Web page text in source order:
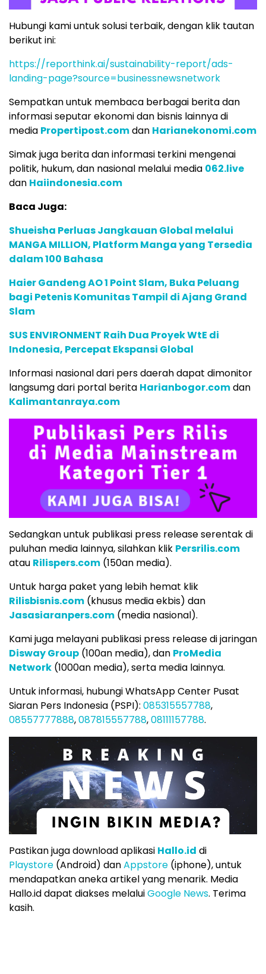
Hubungi kami untuk solusi terbaik, dengan klik tautan
berikut ini:
https://reporthink.ai/sustainability-report/ads-
landing-page?source=businessnewsnetwork
Sempatkan untuk membaca berbagai berita dan
informasi seputar ekonomi dan bisnis lainnya di
media Propertipost.comdan Harianekonomi.com
Simak juga berita dan informasi terkini mengenai
politik, hukum, dan nasional melalui media 062.live
dan Haiindonesia.com
Baca Juga:
Shueisha Perluas Jangkauan Global melalui
MANGA MILLION, Platform Manga yang Tersedia
dalam 100 Bahasa
Haier Gandeng AO 1 Point Slam, Buka Peluang
bagi Petenis Komunitas Tampil di Ajang Grand
Slam
SUS ENVIRONMENT Raih Dua Proyek WtE di
Indonesia, Percepat Ekspansi Global
Informasi nasional dari pers daerah dapat dimonitor
langsumg dari portal berita Harianbogor.comdan
Kalimantanraya.com
Sedangkan untuk publikasi press release serentak di
puluhan media lainnya, silahkan klik Persrilis.com
atau Rilispers.com (150an media).
Untuk harga paket yang lebih hemat klik
Rilisbisnis.com (khusus media ekbis) dan
Jasasiaranpers.com (media nasional).
Kami juga melayani publikasi press release di jaringan
Disway Group (100an media), dan ProMedia
Network (1000an media), serta media lainnya.
Untuk informasi, hubungi WhatsApp Center Pusat
Siaran Pers Indonesia (PSPI): 085315557788,
08557777888,087815557788,08111157788.
Pastikan juga download aplikasi Hallo.id di
Playstore (Android) danAppstore (iphone), untuk
mendapatkan aneka artikel yang menarik. Media
Hallo.id dapat diakses melaluiGoogle News. Terima
kasih.